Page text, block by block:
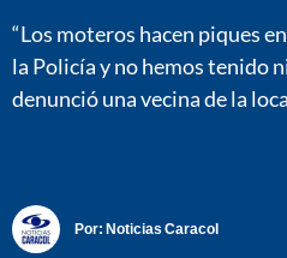
“Los moteros hacen piques
la Policía y no hemos tenido
denunció una vecina de la
Por: Noticias Caracol